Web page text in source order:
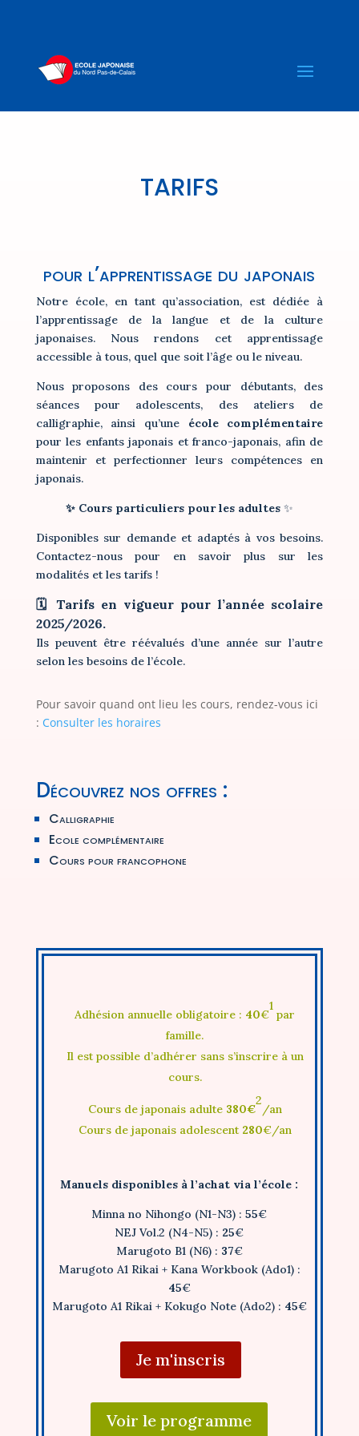
TARIFS
pour l’apprentissage du japonais
Notre école, en tant qu’association, est dédiée à
l’apprentissage de la langue et de la culture
japonaises. Nous rendons cet apprentissage
accessible à tous, quel que soit l’âge ou le niveau.
Nous proposons des cours pour débutants, des
séances pour adolescents, des ateliers de
calligraphie, ainsi qu’une école complémentaire
pour les enfants japonais et franco-japonais, afin de
maintenir et perfectionner leurs compétences en
japonais.
✨ Cours particuliers pour les adultes✨
Disponibles sur demande et adaptés à vos besoins.
Contactez-nous pour en savoir plus sur les
modalités et les tarifs !
🗓️ Tarifs en vigueur pour l’année scolaire
2025/2026.
Ils peuvent être réévalués d’une année sur l’autre
selon les besoins de l’école.
Pour savoir quand ont lieu les cours, rendez-vous ici
: Consulter les horaires
Découvrez nos offres :
Calligraphie
Ecole complémentaire
Cours pour francophone
Adhésion annuelle obligatoire : 40€
1
par
famille.
Il est possible d’adhérer sans s’inscrire à un
cours.
Cours de japonais adulte 380€
2
/an
Cours de japonais adolescent 280€/an
Manuels disponibles à l’achat via l’école :
Minna no Nihongo (N1-N3) :55€
NEJ Vol.2 (N4-N5) : 25€
Marugoto B1 (N6): 37€
Marugoto A1 Rikai + Kana Workbook (Ado1):
45€
Marugoto A1 Rikai + Kokugo Note (Ado2): 45€
Je m'inscris
Voir le programme